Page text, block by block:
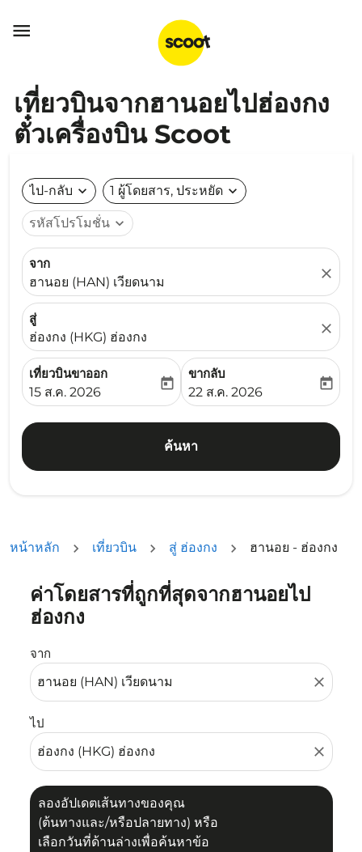

เที่ยวบินจากฮานอยไปฮ่องกง
ตั๋วเครื่องบิน Scoot
ไป-กลับ expand_more 1 ผู้โดยสาร, ประหยัด expand_more
รหัสโปรโมชั่น expand_more
จาก
ฮานอย (HAN) เวียดนาม
close
สู่
ฮ่องกง (HKG) ฮ่องกง
close
เที่ยวบินขาออก
fc-booking-departure-date-aria-label
15 ส.ค. 2026
today
ขากลับ
fc-booking-return-date-
22 ส.ค. 2026
today
ค้นหา
หน้าหลัก เที่ยวบิน สู่ ฮ่องกง ฮานอย - ฮ่องกง
ค่าโดยสารที่ถูกที่สุดจากฮานอยไป
ฮ่องกง
จาก
close
ไป
close
ลองอัปเดตเส้นทางของคุณ
(ต้นทางและ/หรือปลายทาง) หรือ
เลือกวันที่ด้านล่างเพื่อค้นหาข้อ
ลองอัปเดตเส้นทางของคุณ (ต้นทางและ/หรือปลายทาง) หรื